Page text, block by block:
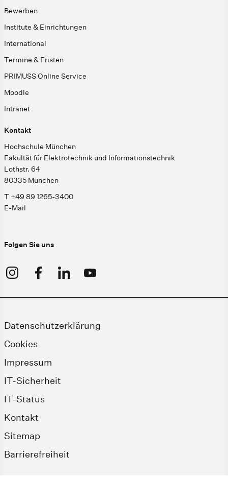
Bewerben
Institute & Einrichtungen
International
Termine & Fristen
PRIMUSS Online Service
Moodle
Intranet
Kontakt
Hochschule München
Fakultät für Elektrotechnik und Informationstechnik
Lothstr. 64
80335 München
T +49 89 1265-3400
E-Mail
Folgen Sie uns
Datenschutzerklärung
Cookies
Impressum
IT-Sicherheit
IT-Status
Kontakt
Sitemap
Barrierefreiheit